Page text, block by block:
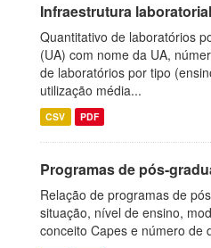
Infraestrutura laboratorial
Quantitativo de laboratórios
(UA) com nome da UA,
de laboratórios por tipo
utilização média...
CSV PDF
Programas de pós-
Relação de programas de
situação, nível de ensino,
conceito Capes e número de